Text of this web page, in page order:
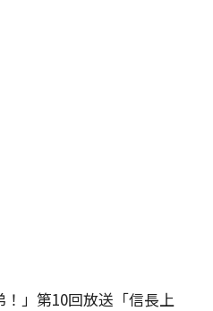
」第10回放送「信長上